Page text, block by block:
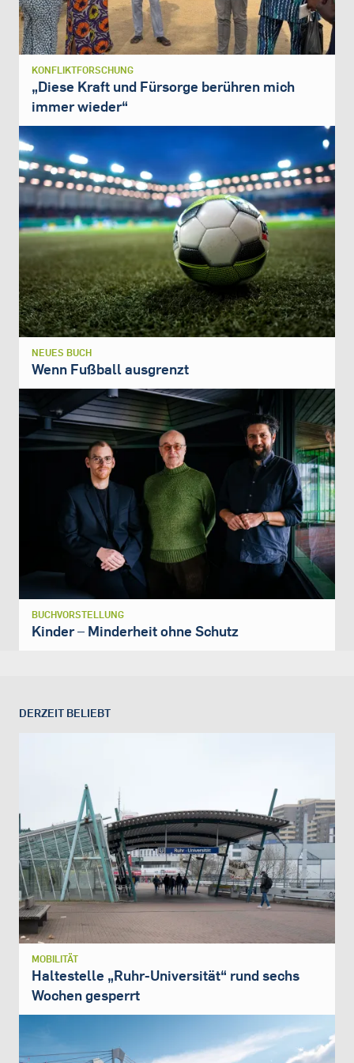
KONFLIKTFORSCHUNG
„Diese Kraft und Fürsorge berühren mich
immer wieder“
NEUES BUCH
Wenn Fußball ausgrenzt
BUCHVORSTELLUNG
Kinder – Minderheit ohne Schutz
DERZEIT BELIEBT
MOBILITÄT
Haltestelle „Ruhr-Universität“ rund sechs
Wochen gesperrt